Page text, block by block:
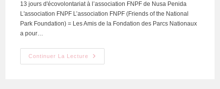
13 jours d'écovolontariat à l’association FNPF de Nusa Penida
L'association FNPF L’association FNPF (Friends of the National
Park Foundation) = Les Amis de la Fondation des Parcs Nationaux
a pour…
Continuer La Lecture